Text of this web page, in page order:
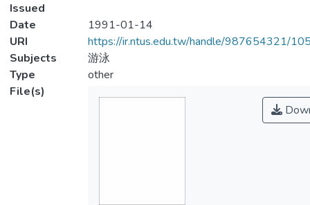
Issued
Date
1991-01-14
URI
https://ir.ntus.edu.tw/handle/987654321/
Subjects
游泳
Type
other
File(s)